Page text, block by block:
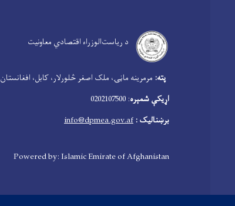
د ریاست‌الوزراء اقتصادي معاونیت
‍پته: مرمرینه ماڼۍ، ملک اصغر څلورلار، کابل، افغانستان
اړیکې شمېره: 0202107500
برښنالیک : info@dpmea.gov.af
Powered by: Islamic Emirate of Afghanistan